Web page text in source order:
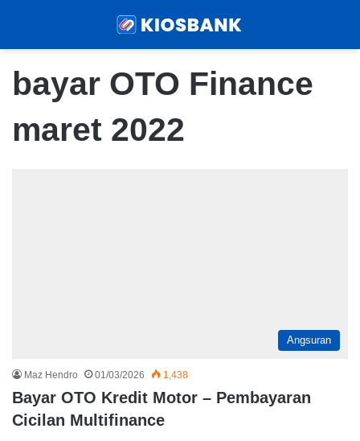
bayar OTO Finance
maret 2022
Angsuran
Maz Hendro 01/03/2026 1,438
Bayar OTO Kredit Motor – Pembayaran
Cicilan Multifinance